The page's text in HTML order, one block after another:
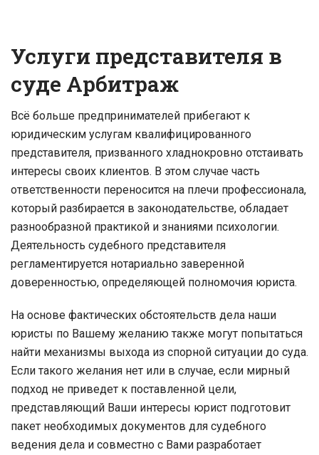
Услуги представителя в
суде Арбитраж
Всё больше предпринимателей прибегают к
юридическим услугам квалифицированного
представителя, призванного хладнокровно отстаивать
интересы своих клиентов. В этом случае часть
ответственности переносится на плечи профессионала,
который разбирается в законодательстве, обладает
разнообразной практикой и знаниями психологии.
Деятельность судебного представителя
регламентируется нотариально заверенной
доверенностью, определяющей полномочия юриста.
На основе фактических обстоятельств дела наши
юристы по Вашему желанию также могут попытаться
найти механизмы выхода из спорной ситуации до суда.
Если такого желания нет или в случае, если мирный
подход не приведет к поставленной цели,
представляющий Ваши интересы юрист подготовит
пакет необходимых документов для судебного
ведения дела и совместно с Вами разработает